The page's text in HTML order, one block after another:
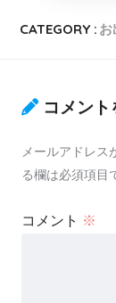
CATEGORY : お
コメント
メールアドレス
る欄は必須項目
コメント ※